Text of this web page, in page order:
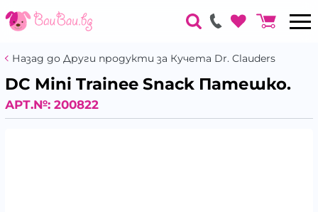
Назад до Други продукти за Кучета Dr. Clauders
DC Mini Trainee Snack Патешко.
АРТ.№: 200822